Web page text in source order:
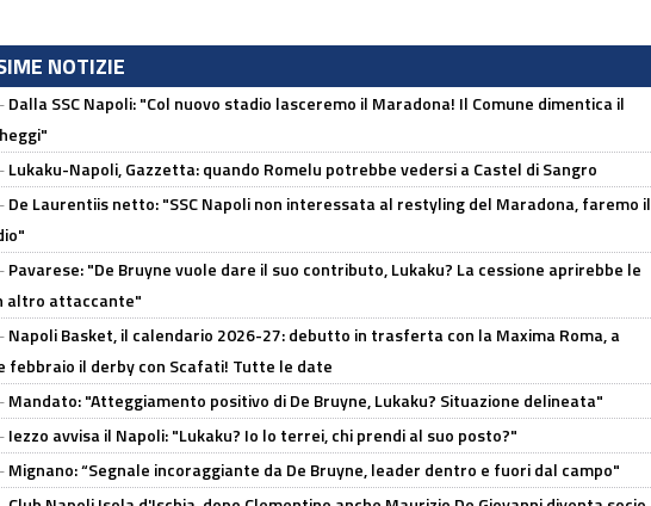
NOTIZIE
Dalla SSC Napoli: "Col nuovo stadio lasceremo il Maradona! Il Comune dimentica il
Lukaku-Napoli, Gazzetta: quando Romelu potrebbe vedersi a Castel di Sangro
De Laurentiis netto: "SSC Napoli non interessata al restyling del Maradona, faremo il
Pavarese: "De Bruyne vuole dare il suo contributo, Lukaku? La cessione aprirebbe le
altro attaccante"
Napoli Basket, il calendario 2026-27: debutto in trasferta con la Maxima Roma, a
febbraio il derby con Scafati! Tutte le date
Mandato: "Atteggiamento positivo di De Bruyne, Lukaku? Situazione delineata"
Iezzo avvisa il Napoli: "Lukaku? Io lo terrei, chi prendi al suo posto?"
Mignano: “Segnale incoraggiante da De Bruyne, leader dentro e fuori dal campo"